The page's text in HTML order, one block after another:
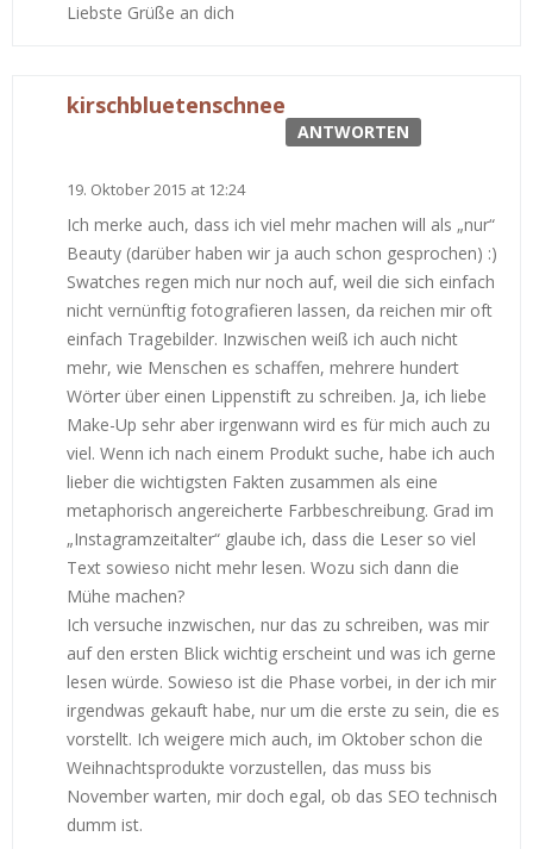
Liebste Grüße an dich
kirschbluetenschnee
ANTWORTEN
19. Oktober 2015 at 12:24
Ich merke auch, dass ich viel mehr machen will als „nur“
Beauty (darüber haben wir ja auch schon gesprochen) :)
Swatches regen mich nur noch auf, weil die sich einfach
nicht vernünftig fotografieren lassen, da reichen mir oft
einfach Tragebilder. Inzwischen weiß ich auch nicht
mehr, wie Menschen es schaffen, mehrere hundert
Wörter über einen Lippenstift zu schreiben. Ja, ich liebe
Make-Up sehr aber irgenwann wird es für mich auch zu
viel. Wenn ich nach einem Produkt suche, habe ich auch
lieber die wichtigsten Fakten zusammen als eine
metaphorisch angereicherte Farbbeschreibung. Grad im
„Instagramzeitalter“ glaube ich, dass die Leser so viel
Text sowieso nicht mehr lesen. Wozu sich dann die
Mühe machen?
Ich versuche inzwischen, nur das zu schreiben, was mir
auf den ersten Blick wichtig erscheint und was ich gerne
lesen würde. Sowieso ist die Phase vorbei, in der ich mir
irgendwas gekauft habe, nur um die erste zu sein, die es
vorstellt. Ich weigere mich auch, im Oktober schon die
Weihnachtsprodukte vorzustellen, das muss bis
November warten, mir doch egal, ob das SEO technisch
dumm ist.